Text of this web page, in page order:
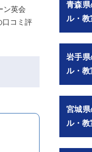
ン英会
口コミ評
青森
ル・教
岩手
ル・教
宮城
ル・教